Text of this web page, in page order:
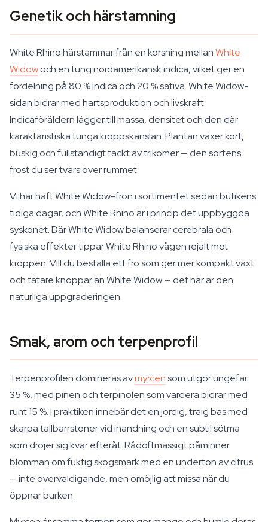
Genetik och härstamning
White Rhino härstammar från en korsning mellanWhite
Widowoch en tung nordamerikansk indica, vilket ger en
fördelning på 80 % indica och 20 % sativa. White Widow-
sidan bidrar med hartsproduktion och livskraft.
Indicaföräldern lägger till massa, densitet och den där
karaktäristiska tunga kroppskänslan. Plantan växer kort,
buskig och fullständigt täckt av trikomer — den sortens
frost du ser tvärs över rummet.
Vi har haft White Widow-frön i sortimentet sedan butikens
tidiga dagar, och White Rhino är i princip det uppbyggda
syskonet. Där White Widow balanserar cerebrala och
fysiska effekter tippar White Rhino vågen rejält mot
kroppen. Vill du beställa ett frö som ger mer kompakt växt
och tätare knoppar än White Widow — det här är den
naturliga uppgraderingen.
Smak, arom och terpenprofil
Terpenprofilen domineras avmyrcensom utgör ungefär
35 %, med pinen och terpinolen som vardera bidrar med
runt 15 %. I praktiken innebär det en jordig, träig bas med
skarpa tallbarrstoner vid inandning och en subtil sötma
som dröjer sig kvar efteråt. Rådoftmässigt påminner
blomman om fuktig skogsmark med en underton av citrus
— inte överväldigande, men omöjlig att missa när du
öppnar burken.